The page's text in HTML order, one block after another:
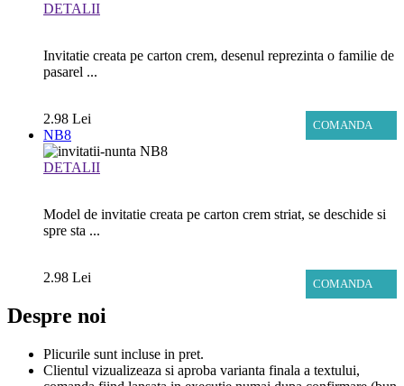
DETALII
Invitatie creata pe carton crem, desenul reprezinta o familie de
pasarel ...
COMANDA
2.98 Lei
NB8
DETALII
Model de invitatie creata pe carton crem striat, se deschide si
spre sta ...
COMANDA
2.98 Lei
Despre noi
Plicurile sunt incluse in pret.
Clientul vizualizeaza si aproba varianta finala a textului,